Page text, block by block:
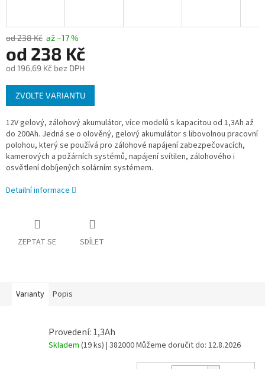
od 238 Kč až –17 %
od 238 Kč
od 196,69 Kč bez DPH
Měrná
cena:
ZVOLTE VARIANTU
12V gelový, zálohový akumulátor, více modelů s kapacitou od 1,3Ah až
do 200Ah. Jedná se o olověný, gelový akumulátor s libovolnou pracovní
polohou, který se používá pro zálohové napájení zabezpečovacích,
kamerových a požárních systémů, napájení svítilen, zálohového i
osvětlení dobíjených solárním systémem.
Detailní informace
ZEPTAT SE SDÍLET
Varianty Popis
Provedení: 1,3Ah
Skladem (19 ks) | 382000Můžeme doručit do: 12.8.2026